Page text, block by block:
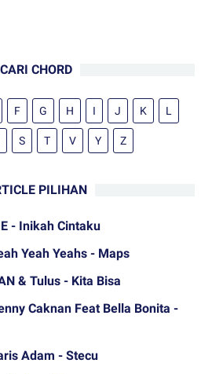
CARI CHORD
F G H I J K L
S T V Y Z
PILIHAN
- Inikah Cintaku
Yeah Yeahs - Maps
& Tulus - Kita Bisa
Caknan Feat Bella Bonita -
Adam - Stecu